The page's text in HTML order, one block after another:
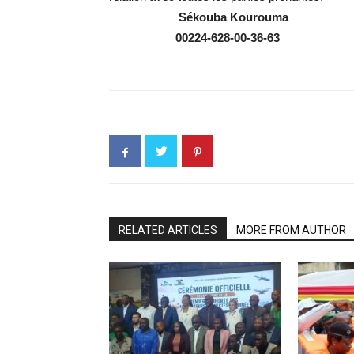
Sékouba Kourouma
00224-628-00-36-63
RELATED ARTICLES MORE FROM AUTHOR